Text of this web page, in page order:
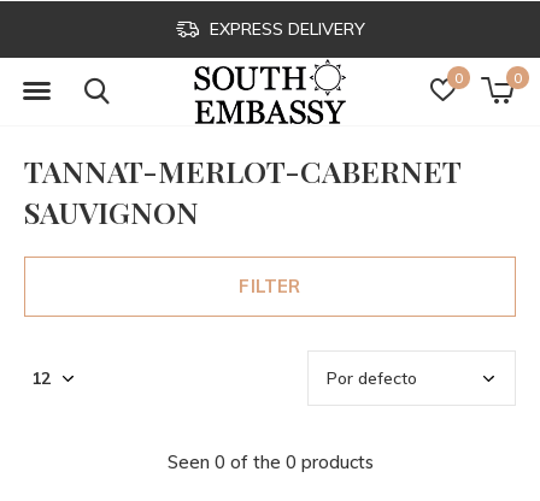
0 0
EXPRESS DELIVERY
TANNAT-MERLOT-CABERNET
SAUVIGNON
FILTER
Seen 0 of the 0 products